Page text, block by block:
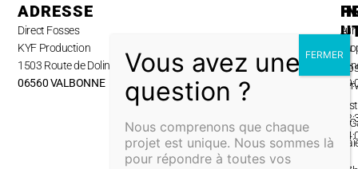
ADRESSE
Direct Fosses
KYF Production
1503 Route de Dolines,
06560 VALBONNE
au
A
&
Nous comprenons que chaque
projet est unique. Nous sommes là
pour répondre à toutes vos